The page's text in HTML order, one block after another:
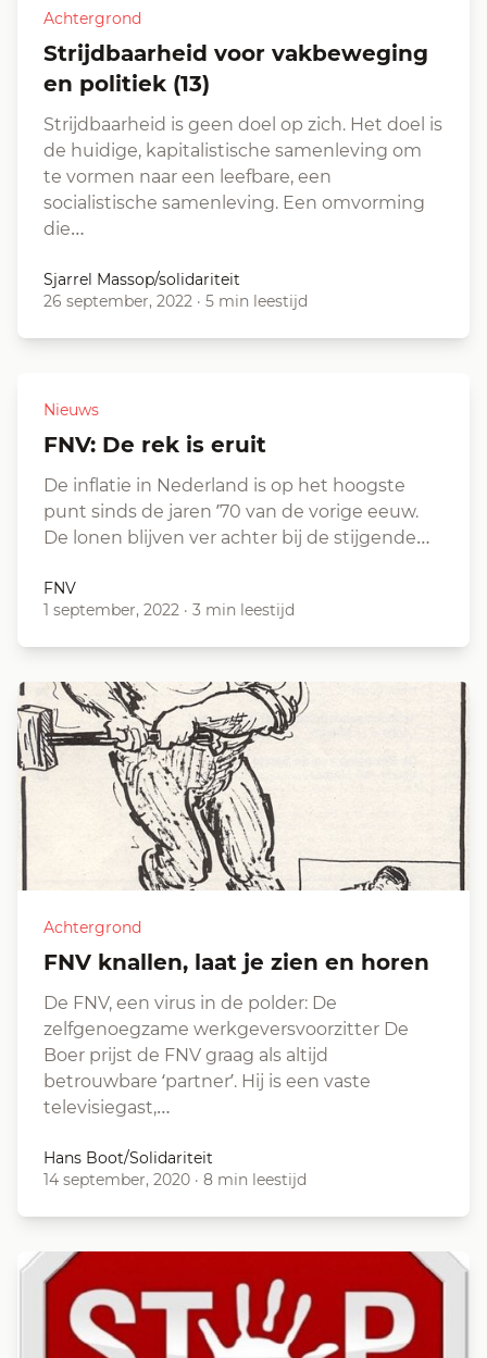
Achtergrond
Strijdbaarheid voor vakbeweging
en politiek (13)
Strijdbaarheid is geen doel op zich. Het doel is
de huidige, kapitalistische samenleving om
te vormen naar een leefbare, een
socialistische samenleving. Een omvorming
die…
Sjarrel Massop/solidariteit
26 september, 2022 · 5 min leestijd
Nieuws
FNV: De rek is eruit
De inflatie in Nederland is op het hoogste
punt sinds de jaren ’70 van de vorige eeuw.
De lonen blijven ver achter bij de stijgende…
FNV
1 september, 2022 · 3 min leestijd
Achtergrond
FNV knallen, laat je zien en horen
De FNV, een virus in de polder: De
zelfgenoegzame werkgeversvoorzitter De
Boer prijst de FNV graag als altijd
betrouwbare ‘partner’. Hij is een vaste
televisiegast,…
Hans Boot/Solidariteit
14 september, 2020 · 8 min leestijd